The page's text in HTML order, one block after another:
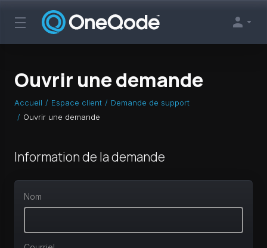
Ouvrir une demande
Accueil Espace client
Demande de support
Ouvrir une demande
Information de la demande
Nom